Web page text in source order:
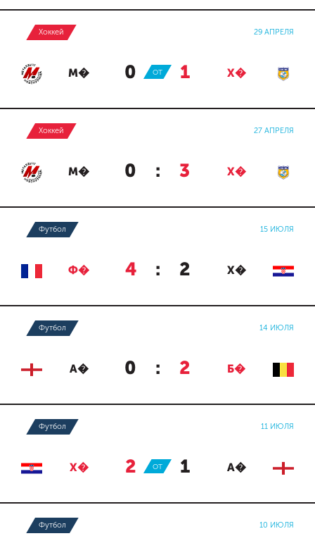
Хоккей 29 АПРЕЛЯ
М� 0 : 1 Х�
ОТ
Хоккей 27 АПРЕЛЯ
М� 0 : 3 Х�
Футбол 15 ИЮЛЯ
Ф� 4 : 2 Х�
Футбол 14 ИЮЛЯ
А� 0 : 2 Б�
Футбол 11 ИЮЛЯ
Х� 2 : 1 А�
ОТ
Футбол 10 ИЮЛЯ